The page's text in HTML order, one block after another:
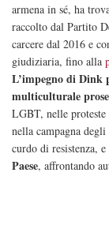
armena in sé, ha
raccolto dal Partito
carcere dal 2016 e
giudiziaria, fino alla
L’impegno di Dink
multiculturale
LGBT, nelle proteste
nella campagna
curdo di resistenza, e
Paese, affrontando